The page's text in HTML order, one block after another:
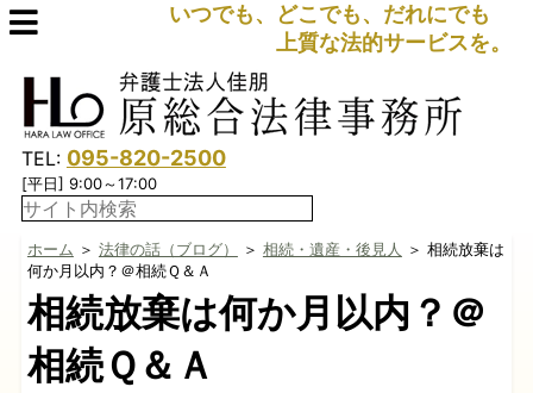
いつでも、どこでも、だれにでも
上質な法的サービスを。
TEL: 095-820-2500
[平日] 9:00～17:00
ホーム ＞ 法律の話（ブログ） ＞ 相続・遺産・後見人
＞ 相続放棄は
何か月以内？＠相続Ｑ＆Ａ
相続放棄は何か月以内？＠
相続Ｑ＆Ａ